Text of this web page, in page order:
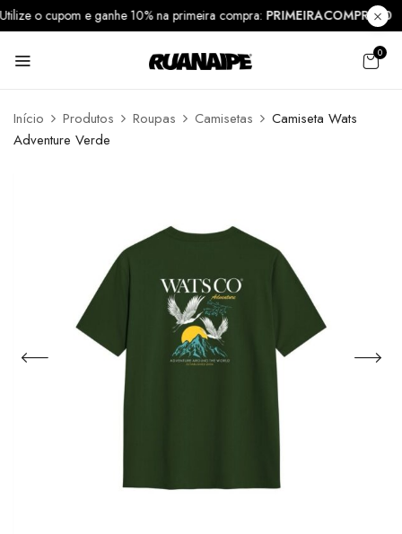
Utilize o cupom e ganhe 10% na primeira compra:PRIMEIRACOMPRA10
0
Início Produtos Roupas Camisetas
Camiseta Wats
Adventure Verde